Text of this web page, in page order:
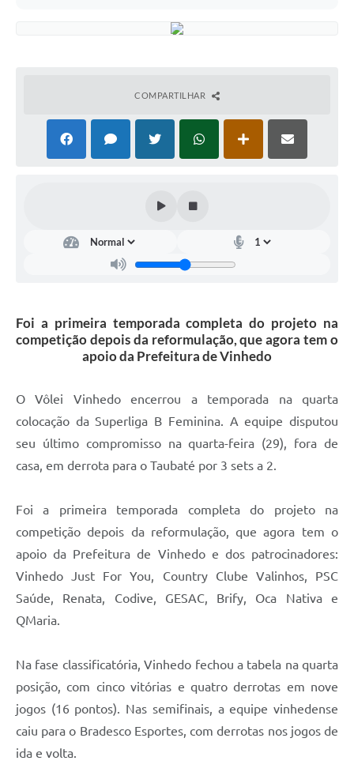
Normas e Legislação
Sistema de Protocolo
Listagem dos CEPs de Vinhedo
Associação dos Servidores Públicos Municipais de
Arquivos para Download
Contas Públicas
Links Úteis
Serviços Online
COMPARTILHAR
Foi a primeira temporada completa do projeto na
competição depois da reformulação, que agora tem o
apoio da Prefeitura de Vinhedo
O Vôlei Vinhedo encerrou a temporada na quarta
colocação da Superliga B Feminina. A equipe disputou
seu último compromisso na quarta-feira (29), fora de
casa, em derrota para o Taubaté por 3 sets a 2.
Foi a primeira temporada completa do projeto na
competição depois da reformulação, que agora tem o
apoio da Prefeitura de Vinhedo e dos patrocinadores:
Vinhedo Just For You, Country Clube Valinhos, PSC
Saúde, Renata, Codive, GESAC, Brify, Oca Nativa e
QMaria.
Na fase classificatória, Vinhedo fechou a tabela na quarta
posição, com cinco vitórias e quatro derrotas em nove
jogos (16 pontos). Nas semifinais, a equipe vinhedense
caiu para o Bradesco Esportes, com derrotas nos jogos de
ida e volta.